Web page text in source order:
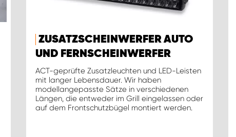
ZUSATZSCHEINWERFER AUTO
UND FERNSCHEINWERFER
ACT-geprüfte Zusatzleuchten und LED-Leisten
mit langer Lebensdauer. Wir haben
modellangepasste Sätze in verschiedenen
Längen, die entweder im Grill eingelassen oder
auf dem Frontschutzbügel montiert werden.